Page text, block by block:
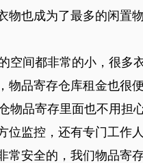
物也成为了最多的闲置
间都非常的小，很多
物品寄存仓库租金也很
品寄存里面也不用担
位监控，还有专门工
常安全的，我们物品寄